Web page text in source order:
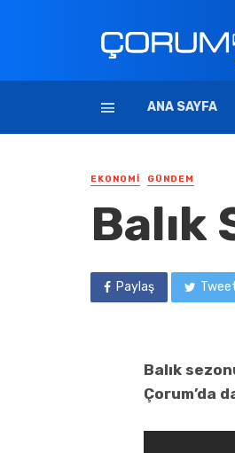
ANA SAYFA
EKONOMI GÜNDEM
Balık
Paylaş
Balık
Çorum’da